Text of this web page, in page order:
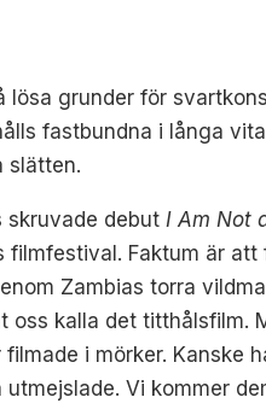
grunder för
fastbundna i långa
slätten.
skruvade debutI Am Not
Faktum är
Zambias torra
oss kalla det
filmade i mörker. Kanske
Vi kommer